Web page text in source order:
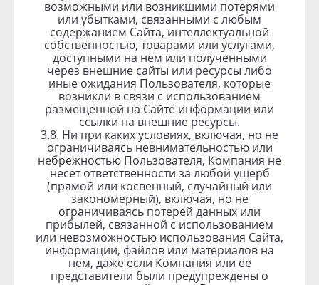
возможными или возникшими потерями
или убытками, связанными с любым
содержанием Сайта, интеллектуальной
собственностью, товарами или услугами,
доступными на нем или полученными
через внешние сайты или ресурсы либо
иные ожидания Пользователя, которые
возникли в связи с использованием
размещенной на Сайте информации или
ссылки на внешние ресурсы.
3.8. Ни при каких условиях, включая, но не
ограничиваясь невнимательностью или
небрежностью Пользователя, Компания не
несет ответственности за любой ущерб
(прямой или косвенный, случайный или
закономерный), включая, но не
ограничиваясь потерей данных или
прибылей, связанной с использованием
или невозможностью использования Сайта,
информации, файлов или материалов на
нем, даже если Компания или ее
представители были предупреждены о